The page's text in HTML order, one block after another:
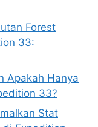
Forest
33:
Apakah Hanya
33?
Stat